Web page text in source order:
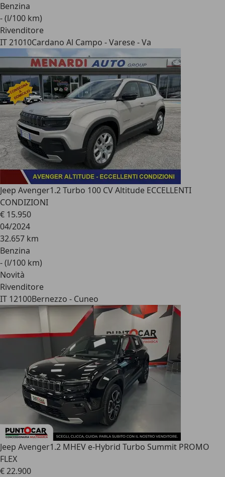
Benzina
- (l/100 km)
Rivenditore
IT 21010Cardano Al Campo - Varese - Va
Jeep Avenger1.2 Turbo 100 CV Altitude ECCELLENTI
CONDIZIONI
€ 15.950
04/2024
32.657 km
Benzina
- (l/100 km)
Novità
Rivenditore
IT 12100Bernezzo - Cuneo
Jeep Avenger1.2 MHEV e-Hybrid Turbo Summit PROMO
FLEX
€ 22.900